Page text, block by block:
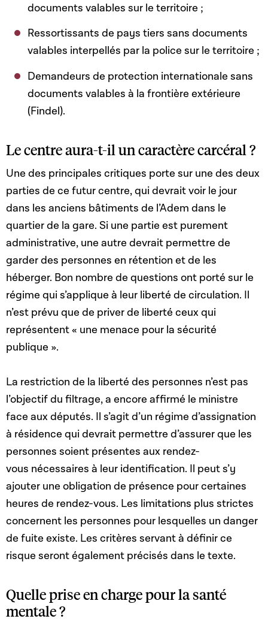
documents valables sur le territoire ;
Ressortissants de pays tiers sans documents
valables interpellés par la police sur le territoire ;
Demandeurs de protection internationale sans
documents valables à la frontière extérieure
(Findel).
Le centre aura-t-il un caractère carcéral ?
Une des principales critiques porte sur une des deux
parties de ce futur centre, qui devrait voir le jour
dans les anciens bâtiments de l’Adem dans le
quartier de la gare. Si une partie est purement
administrative, une autre devrait permettre de
garder des personnes en rétention et de les
héberger. Bon nombre de questions ont porté sur le
régime qui s’applique à leur liberté de circulation. Il
n’est prévu que de priver de liberté ceux qui
représentent « une menace pour la sécurité
publique ».
La restriction de la liberté des personnes n’est pas
l’objectif du filtrage, a encore affirmé le ministre
face aux députés. Il s’agit d’un régime d’assignation
à résidence qui devrait permettre d’assurer que les
personnes soient présentes aux rendez-
vous nécessaires à leur identification. Il peut s’y
ajouter une obligation de présence pour certaines
heures de rendez-vous. Les limitations plus strictes
concernent les personnes pour lesquelles un danger
de fuite existe. Les critères servant à définir ce
risque seront également précisés dans le texte.
Quelle prise en charge pour la santé
mentale ?